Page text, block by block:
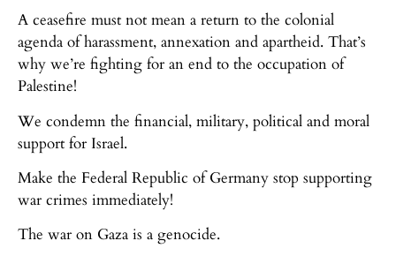
A ceasefire must not mean a return to the colonial
agenda of harassment, annexation and apartheid. That’s
why we’re fighting for an end to the occupation of
Palestine!
We condemn the financial, military, political and moral
support for Israel.
Make the Federal Republic of Germany stop supporting
war crimes immediately!
The war on Gaza is a genocide.